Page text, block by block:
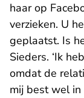
haar op
verzieken. U
geplaatst. Is
Sieders. ‘Ik
omdat de
mij best wel in